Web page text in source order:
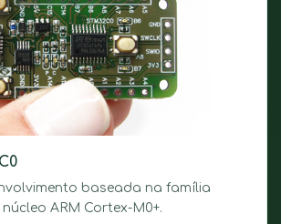
baseada na família
ARM Cortex-M0+.